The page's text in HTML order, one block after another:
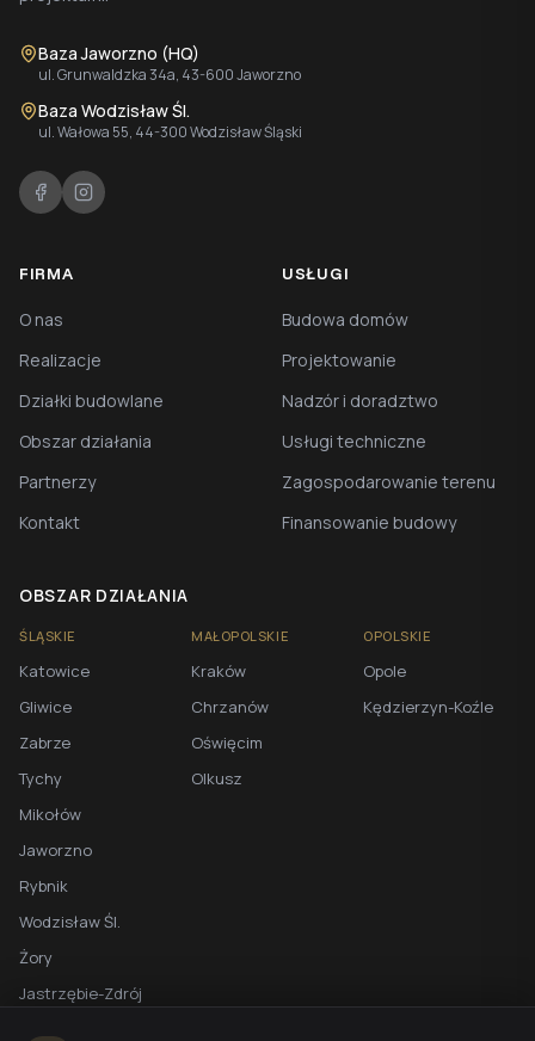
Baza Jaworzno (HQ)
ul. Grunwaldzka 34a, 43-600 Jaworzno
Baza Wodzisław Śl.
ul. Wałowa 55, 44-300 Wodzisław Śląski
FIRMA
O nas
Realizacje
Działki budowlane
Obszar działania
Partnerzy
Kontakt
USŁUGI
Budowa domów
Projektowanie
Nadzór i doradztwo
Usługi techniczne
Zagospodarowanie terenu
Finansowanie budowy
OBSZAR DZIAŁANIA
ŚLĄSKIE
Katowice
Gliwice
Zabrze
Tychy
Mikołów
Jaworzno
Rybnik
Wodzisław Śl.
Żory
Jastrzębie-Zdrój
MAŁOPOLSKIE
Kraków
Chrzanów
Oświęcim
Olkusz
OPOLSKIE
Opole
Kędzierzyn-Koźle